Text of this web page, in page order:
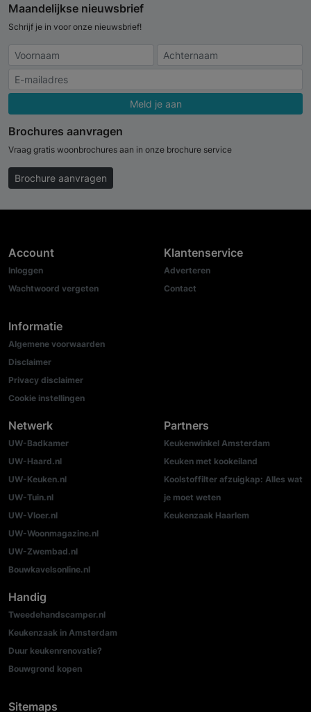
Maandelijkse nieuwsbrief
Schrijf je in voor onze nieuwsbrief!
Meld je aan
Brochures aanvragen
Vraag gratis woonbrochures aan in onze brochure service
Brochure aanvragen
Account
Inloggen
Wachtwoord vergeten
Informatie
Algemene voorwaarden
Disclaimer
Privacy disclaimer
Cookie instellingen
Klantenservice
Adverteren
Contact
Netwerk
UW-Badkamer
UW-Haard.nl
UW-Keuken.nl
UW-Tuin.nl
UW-Vloer.nl
UW-Woonmagazine.nl
UW-Zwembad.nl
Bouwkavelsonline.nl
Partners
Keukenwinkel Amsterdam
Keuken met kookeiland
Koolstoffilter afzuigkap: Alles wat
je moet weten
Keukenzaak Haarlem
Handig
Tweedehandscamper.nl
Keukenzaak in Amsterdam
Duur keukenrenovatie?
Bouwgrond kopen
Sitemaps